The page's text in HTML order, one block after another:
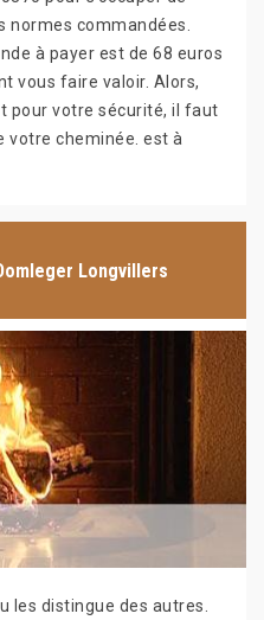
commandées.
à payer est de 68 euros
vous faire valoir. Alors,
pour votre sécurité, il faut
cheminée. est à
Longvillers
les distingue des autres.